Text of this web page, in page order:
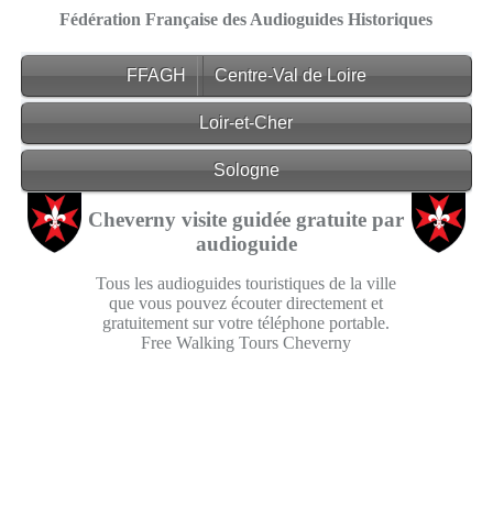
Fédération Française des Audioguides Historiques
FFAGH Centre-Val de Loire
Loir-et-Cher
Sologne
Cheverny visite guidée gratuite par
audioguide
Tous les audioguides touristiques de la ville
que vous pouvez écouter directement et
gratuitement sur votre téléphone portable.
Free Walking Tours Cheverny